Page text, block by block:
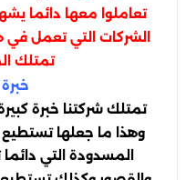
تعاملوا معها دائما
الشركات التي تعمل في
تمتلك
تمتلك شركتنا خبرة
وهذا ما جعلها
المسدودة التي